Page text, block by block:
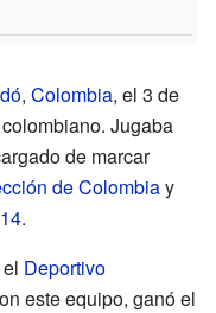
, Colombia, el 3 de
Jugaba
de marcar
de Colombiay
.
Deportivo
este equipo, ganó el